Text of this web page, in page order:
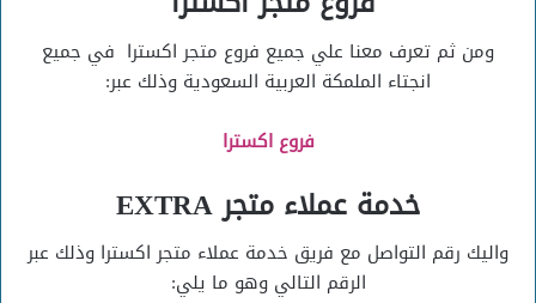
ومن ثم تعرف معنا علي جميع فروع متجر اكسترا في جميع
انجتاء الملمكة العربية السعودية وذلك عبر:
فروع اكسترا
خدمة عملاء متجر EXTRA
واليك رقم التواصل مع فريق خدمة عملاء متجر اكسترا وذلك عبر
الرقم التالي وهو ما يلي: